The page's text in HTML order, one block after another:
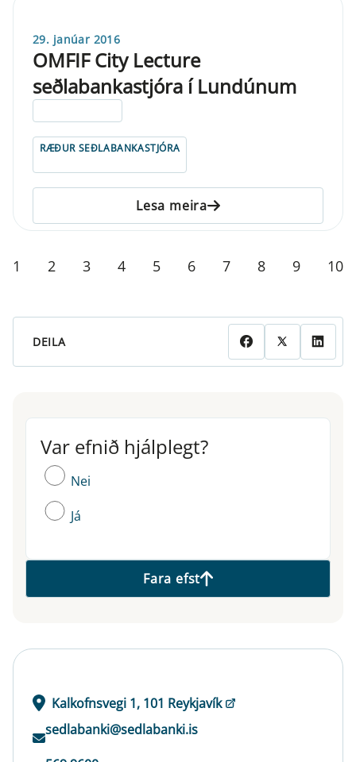
29. janúar 2016
OMFIF City Lecture
seðlabankastjóra í Lundúnum
RÆÐUR SEÐLABANKASTJÓRA
Lesa meira
1 2 3 4 5 6 7 8 9 10
DEILA
Var efnið hjálplegt?
Var efnið hjálplegt?
Nei
Já
Fara efst
Kalkofnsvegi 1, 101 Reykjavík
sedlabanki@sedlabanki.is